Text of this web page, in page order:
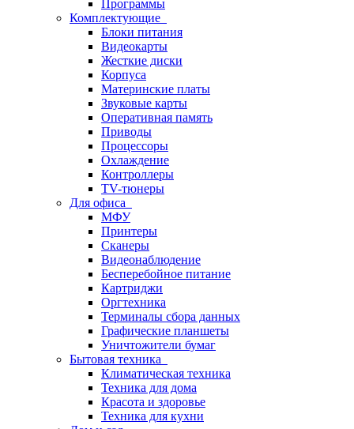
Программы
Комплектующие
Блоки питания
Видеокарты
Жесткие диски
Корпуса
Материнские платы
Звуковые карты
Оперативная память
Приводы
Процессоры
Охлаждение
Контроллеры
TV-тюнеры
Для офиса
МФУ
Принтеры
Сканеры
Видеонаблюдение
Бесперебойное питание
Картриджи
Оргтехника
Терминалы сбора данных
Графические планшеты
Уничтожители бумаг
Бытовая техника
Климатическая техника
Техника для дома
Красота и здоровье
Техника для кухни